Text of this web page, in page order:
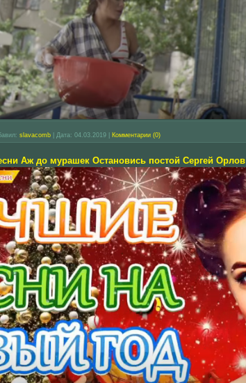
slavacomb Дата: 04.03.2019 Комментарии (0)
Аж до мурашек Остановись постой Сергей Орлов